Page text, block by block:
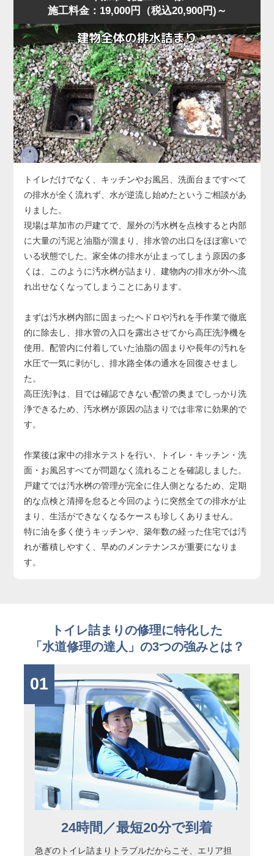
に排水される状態に回復しました。
作業後、お客様には「異物は見えなくても奥で止まってい
ることが多い」「無理に押し流そうとすると状態が悪化す
る」ことをお伝えし、子どもが触れやすい物はトイレ周辺
に置かないよう注意点もご案内しました。
に水位が上がり、明らかに排水経路の奥に問題がある様
子。
草加市の住宅でもよくありますが、こうした「慢性的な詰
まり」は便器内部ではなく配管側に原因があることが多
く、ラバーカップや薬剤では根本的に改善しません。
今回の状況は、便器の手前では改善できないと判断し、便
器を一度取り外して配管へ直接アクセスする方法を選択し
ました。
便器脱着後、排水管の奥を確認すると、長年の汚れや固形
化した汚物が管内のカーブ部分で厚く堆積し、水の流れを
大きく妨げている状態。
このままでは再発を繰り返すため、業務用のトーラー（ワ
イヤー式排管清掃機）を使用し、固着した詰まりを貫通・
除去する作業を実施しました。
数回の施工で厚い固まりが崩れ、通水が一気に改善。
複数回の排水テストでも安定した流れが確認できました。
なお、今回のような配管内部の詰まりが悪化すると、トー
ラーでも貫通できないほど硬化した状態になることがあ
り、その場合は配管の交換が必要になります。
大きくなるため、早めの対応が非常に重要です。
施工料金：19,000円（税込20,900円)～
トイレだけでなく、キッチンやお風呂、洗面台まですべて
の排水が全く流れず、水が逆流し始めたというご相談があ
りました。
現場は草加市の戸建てで、屋外の汚水桝を点検すると内部
に大量の汚泥と油脂が溜まり、排水管の出口をほぼ塞いで
いる状態でした。家全体の排水が止まってしまう原因の多
くは、このように汚水桝が詰まり、建物内の排水が外へ流
れ出せなくなってしまうことにあります。
まずは汚水桝内部に固まったヘドロや汚れを手作業で徹底
的に除去し、排水管の入口を露出させてから高圧洗浄機を
使用。配管内に付着していた油脂の固まりや長年の汚れを
水圧で一気に剥がし、排水路全体の通水を回復させまし
た。
高圧洗浄は、目では確認できない配管の奥までしっかり洗
浄できるため、汚水桝が原因の詰まりでは非常に効果的で
す。
作業後は家中の排水テストを行い、トイレ・キッチン・洗
面・お風呂すべてが問題なく流れることを確認しました。
戸建てでは汚水桝の管理が完全に住人側となるため、定期
的な点検と清掃を怠ると今回のように突然全ての排水が止
まり、生活ができなくなるケースも珍しくありません。
特に油を多く使うキッチンや、築年数の経った住宅では汚
れが蓄積しやすく、早めのメンテナンスが重要になりま
す。
トイレ詰まりの修理に特化した
「水道修理の達人」の3つの強みとは？
01
24時間／最短20分で到着
急ぎのトイレ詰まりトラブルだからこそ、エリア担